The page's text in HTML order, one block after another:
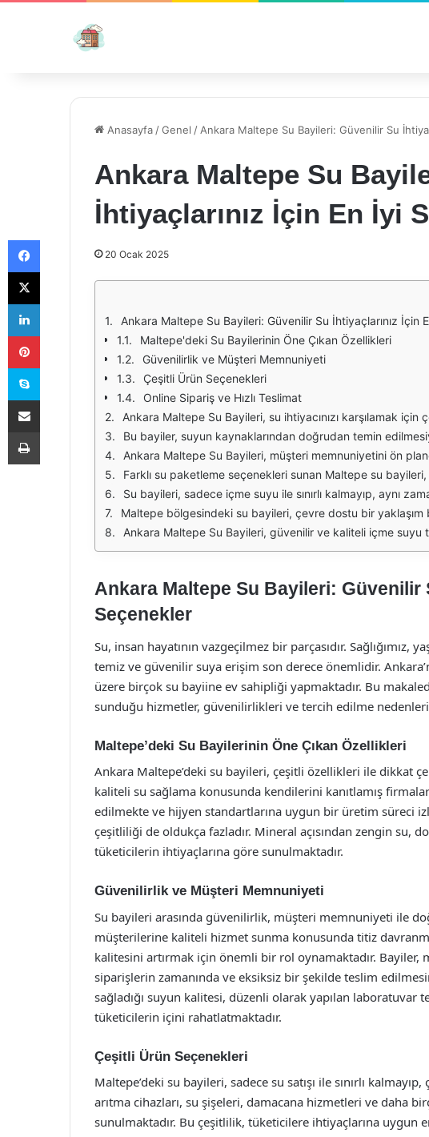
Anasayfa /Genel / Ankara Maltepe Su Bayileri: Güvenilir Su
Ankara Maltepe Su
İhtiyaçlarınız İçin En İyi
20 Ocak 2025
Ankara Maltepe Su Bayileri: Güvenilir Su İhtiyaçlarınız İçin
Maltepe'deki Su Bayilerinin Öne Çıkan Özellikleri
Güvenilirlik ve Müşteri Memnuniyeti
Çeşitli Ürün Seçenekleri
Online Sipariş ve Hızlı Teslimat
Ankara Maltepe Su Bayileri, su ihtiyacınızı karşılamak için çeşitli seçenekler sunmaktadır. Bu bayiler, sağlıklı ve güvenilir içme suyu temininde önemli bir rol oynamaktadır. Su, insan vücudu için hayati öneme sahiptir ve bu
Bu bayiler, suyun kaynaklarından doğrudan temin edilmesiyle, mineralli ve doğal içme suyu sunmaktadır. Doğal su, sağlığa faydalı mineraller içerdiği için tercih edilmektedir. Maltepe’deki su bayileri,
Ankara Maltepe Su Bayileri, müşteri memnuniyetini ön planda tutarak, hızlı ve etkili bir hizmet anlayışı ile çalışmaktadır. Su siparişi vermek oldukça kolaydır. Telefon veya online sipariş
Farklı su paketleme seçenekleri sunan Maltepe su bayileri, her türlü ihtiyaca uygun çözümler üretmektedir. 5 litrelik, 10 litrelik ve 19 litrelik damacana seçenekleri ile ev ve iş yerleri için ideal
Su bayileri, sadece içme suyu ile sınırlı kalmayıp, aynı zamanda su arıtma sistemleri ve aksesuarları da sunmaktadır. Bu sistemler, evlerde veya iş yerlerinde suyun kalitesini artırmak ve
Maltepe bölgesindeki su bayileri, çevre dostu bir yaklaşım benimseyerek, geri dönüşümlü ambalajlar kullanmaktadır. Bu durum, hem doğanın korunmasına katkı
Ankara Maltepe Su Bayileri, güvenilir ve kaliteli içme suyu temin etmek isteyenler için en iyi seçeneklerden biridir. Sağlıklı yaşamın temel taşlarından biri olan su, doğru kaynaklardan temin edilerek,
Ankara Maltepe Su Bayileri: Güvenilir
Seçenekler
Su, insan hayatının vazgeçilmez bir parçasıdır.
temiz ve güvenilir suya erişim son derece önemlidir.
üzere birçok su bayiine ev sahipliği yapmaktadır. Bu
sunduğu hizmetler, güvenilirlikleri ve tercih edilme nedenleri
Maltepe’deki Su Bayilerinin Öne Çıkan Özellikleri
Ankara Maltepe’deki su bayileri, çeşitli özellikleri ile dikkat
kaliteli su sağlama konusunda kendilerini kanıtlamış
edilmekte ve hijyen standartlarına uygun bir üretim süreci
çeşitliliği de oldukça fazladır. Mineral açısından zengin su,
tüketicilerin ihtiyaçlarına göre sunulmaktadır.
Güvenilirlik ve Müşteri Memnuniyeti
Su bayileri arasında güvenilirlik, müşteri memnuniyeti ile
müşterilerine kaliteli hizmet sunma konusunda titiz
kalitesini artırmak için önemli bir rol oynamaktadır.
siparişlerin zamanında ve eksiksiz bir şekilde teslim
sağladığı suyun kalitesi, düzenli olarak yapılan
tüketicilerin içini rahatlatmaktadır.
Çeşitli Ürün Seçenekleri
Maltepe’deki su bayileri, sadece su satışı ile sınırlı
arıtma cihazları, su şişeleri, damacana hizmetleri ve daha
sunulmaktadır. Bu çeşitlilik, tüketicilere ihtiyaçlarına uygun
Facebook
X
LinkedIn
Pinterest
Skype
E-Posta ile paylaş